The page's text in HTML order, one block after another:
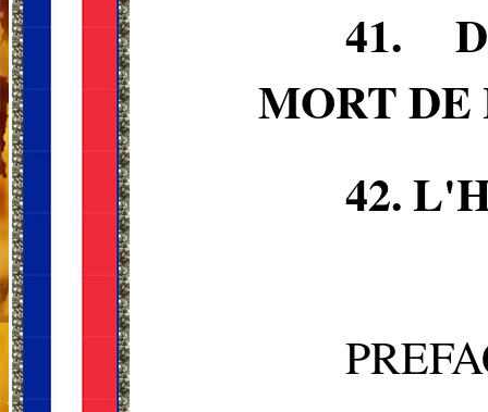
41.
MORT DE
42.